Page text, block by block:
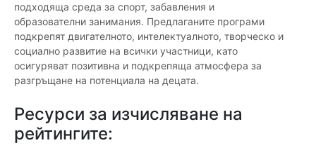
подходяща среда за спорт, забавления и
образователни занимания. Предлаганите програми
подкрепят двигателното, интелектуалното, творческо и
социално развитие на всички участници, като
осигуряват позитивна и подкрепяща атмосфера за
разгръщане на потенциала на децата.
Ресурси за изчисляване на
рейтингите: